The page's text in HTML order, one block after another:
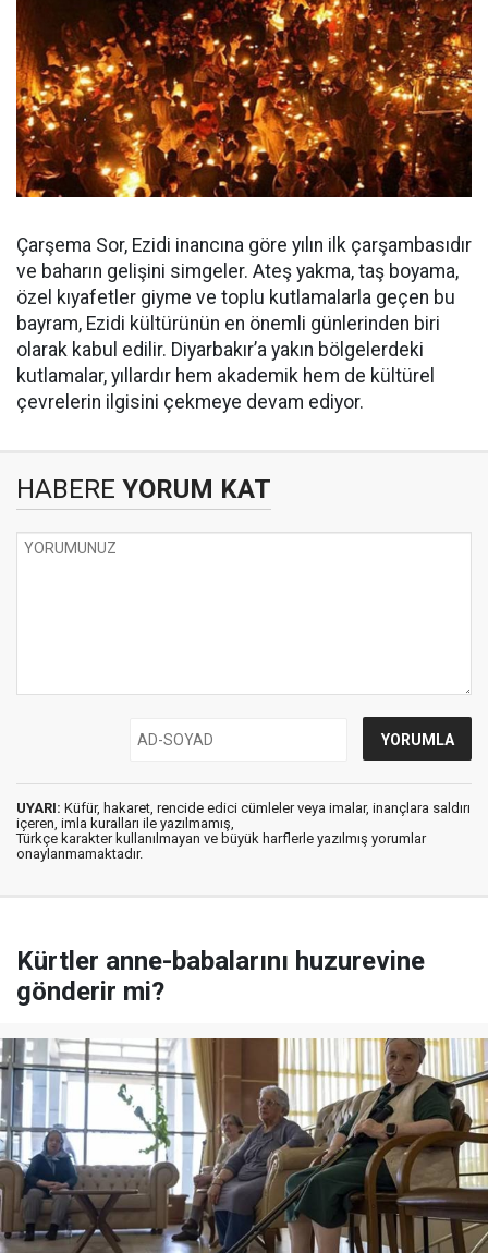
Çarşema Sor, Ezidi inancına göre yılın ilk çarşambasıdır
ve baharın gelişini simgeler. Ateş yakma, taş boyama,
özel kıyafetler giyme ve toplu kutlamalarla geçen bu
bayram, Ezidi kültürünün en önemli günlerinden biri
olarak kabul edilir. Diyarbakır’a yakın bölgelerdeki
kutlamalar, yıllardır hem akademik hem de kültürel
çevrelerin ilgisini çekmeye devam ediyor.
HABERE YORUM KAT
UYARI: Küfür, hakaret, rencide edici cümleler veya imalar, inançlara saldırı
içeren, imla kuralları ile yazılmamış,
Türkçe karakter kullanılmayan ve büyük harflerle yazılmış yorumlar
onaylanmamaktadır.
Kürtler anne-babalarını huzurevine
gönderir mi?